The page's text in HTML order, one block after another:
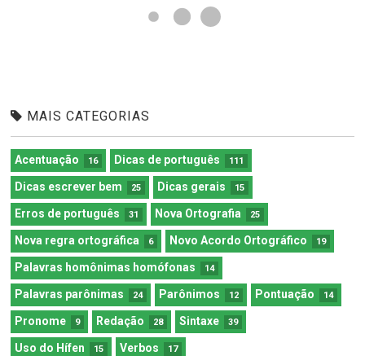
MAIS CATEGORIAS
Acentuação 16 Dicas de português 111
Dicas escrever bem 25 Dicas gerais 15
Erros de português 31 Nova Ortografia 25
Nova regra ortográfica 6 Novo Acordo Ortográfico 19
Palavras homônimas homófonas 14
Palavras parônimas 24 Parônimos 12 Pontuação 14
Pronome 9 Redação 28 Sintaxe 39
Uso do Hífen 15 Verbos 17